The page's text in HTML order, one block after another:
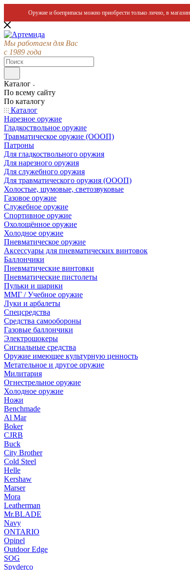
Оружие и боеприпасы можно приобрести только лично, в
Мы работаем для Вас
с 1989 года
Каталог
По всему сайту
По каталогу
Каталог
Нарезное оружие
Гладкоствольное оружие
Травматическое оружие (ОООП)
Патроны
Для гладкоствольного оружия
Для нарезного оружия
Для служебного оружия
Для травматического оружия (ОООП)
Холостые, шумовые, светозвуковые
Газовое оружие
Служебное оружие
Спортивное оружие
Охолощённое оружие
Холодное оружие
Пневматическое оружие
Аксессуары для пневматических винтовок
Баллончики
Пневматические винтовки
Пневматические пистолеты
Пульки и шарики
ММГ / Учебное оружие
Луки и арбалеты
Спецсредства
Средства самообороны
Газовые баллончики
Электрошокеры
Сигнальные средства
Оружие имеющее культурную ценность
Метательное и другое оружие
Милитария
Огнестрельное оружие
Холодное оружие
Ножи
Benchmade
Al Mar
Boker
CJRB
Buck
City Brother
Cold Steel
Helle
Kershaw
Marser
Mora
Leatherman
Mr.BLADE
Navy
ONTARIO
Opinel
Outdoor Edge
SOG
Spyderco